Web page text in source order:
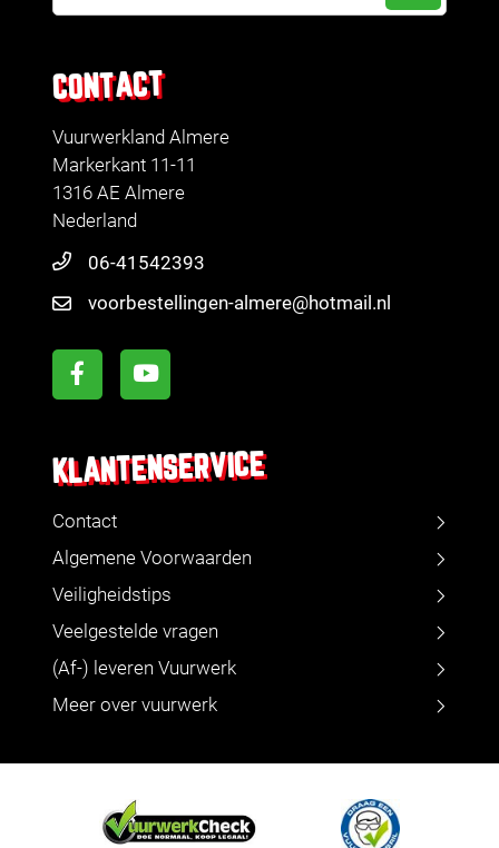
CONTACT
Vuurwerkland Almere
Markerkant 11-11
1316 AE Almere
Nederland
06-41542393
voorbestellingen-almere@hotmail.nl
KLANTENSERVICE
Contact
Algemene Voorwaarden
Veiligheidstips
Veelgestelde vragen
(Af-) leveren Vuurwerk
Meer over vuurwerk